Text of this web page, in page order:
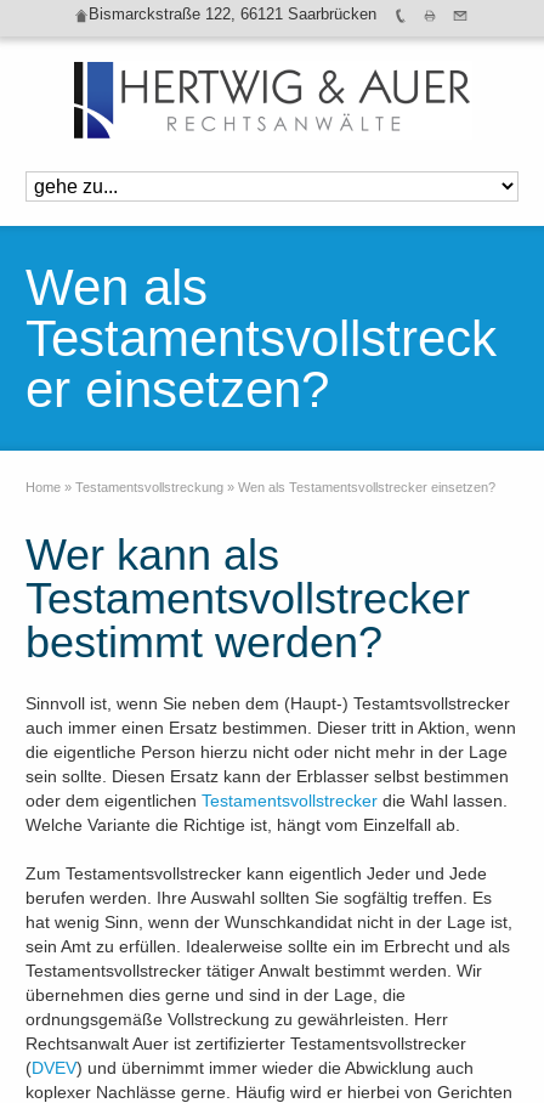
Bismarckstraße 122, 66121 Saarbrücken
Wen als
Testamentsvollstreck
er einsetzen?
Home » Testamentsvollstreckung » Wen als Testamentsvollstrecker einsetzen?
Wer kann als
Testamentsvollstrecker
bestimmt werden?
Sinnvoll ist, wenn Sie neben dem (Haupt-) Testamtsvollstrecker
auch immer einen Ersatz bestimmen. Dieser tritt in Aktion, wenn
die eigentliche Person hierzu nicht oder nicht mehr in der Lage
sein sollte. Diesen Ersatz kann der Erblasser selbst bestimmen
oder dem eigentlichenTestamentsvollstrecker die Wahl lassen.
Welche Variante die Richtige ist, hängt vom Einzelfall ab.
Zum Testamentsvollstrecker kann eigentlich Jeder und Jede
berufen werden. Ihre Auswahl sollten Sie sogfältig treffen. Es
hat wenig Sinn, wenn der Wunschkandidat nicht in der Lage ist,
sein Amt zu erfüllen. Idealerweise sollte ein im Erbrecht und als
Testamentsvollstrecker tätiger Anwalt bestimmt werden. Wir
übernehmen dies gerne und sind in der Lage, die
ordnungsgemäße Vollstreckung zu gewährleisten. Herr
Rechtsanwalt Auer ist zertifizierter Testamentsvollstrecker
(DVEV) und übernimmt immer wieder die Abwicklung auch
koplexer Nachlässe gerne. Häufig wird er hierbei von Gerichten